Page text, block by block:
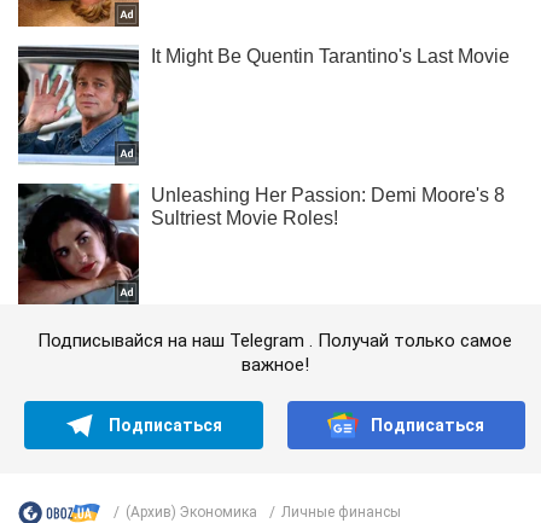
Подписывайся на наш Telegram . Получай только самое
важное!
Подписаться Подписаться
(Архив) Экономика
Личные финансы